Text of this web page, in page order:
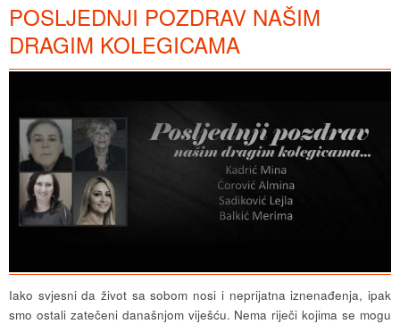
POSLJEDNJI POZDRAV NAŠIM
DRAGIM KOLEGICAMA
Iako svjesni da život sa sobom nosi i neprijatna iznenađenja, ipak
smo ostali zatečeni današnjom viješću. Nema riječi kojima se mogu